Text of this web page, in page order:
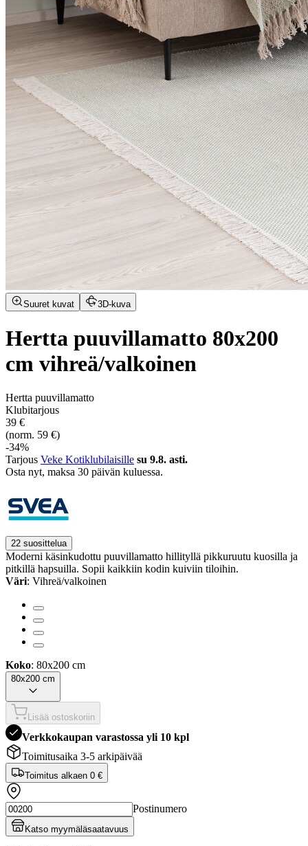
Suuret kuvat 3D-kuva
Hertta puuvillamatto 80x200
cm vihreä/valkoinen
Hertta puuvillamatto
Klubitarjous
39 €
(norm. 59 €)
-34%
Tarjous Veke Kotiklubilaisille su 9.8. asti.
Osta nyt, ­maksa 30 päivän kuluessa.
22 suosittelua
Moderni käsinkudottu puuvillamatto hillityllä pikkuruutu kuosilla ja
pitkillä hapsuilla. Sopii kaikkiin kodin kuiviin tiloihin.
Väri: Vihreä/valkoinen
Koko: 80x200 cm
80x200 cm
Lisää ostoskoriin
Verkkokaupan varastossa yli 10 kpl
Toimitusaika 3-5 arkipäivää
Toimitus alkaen 0 €
Postinumero
Katso myymäläsaatavuus